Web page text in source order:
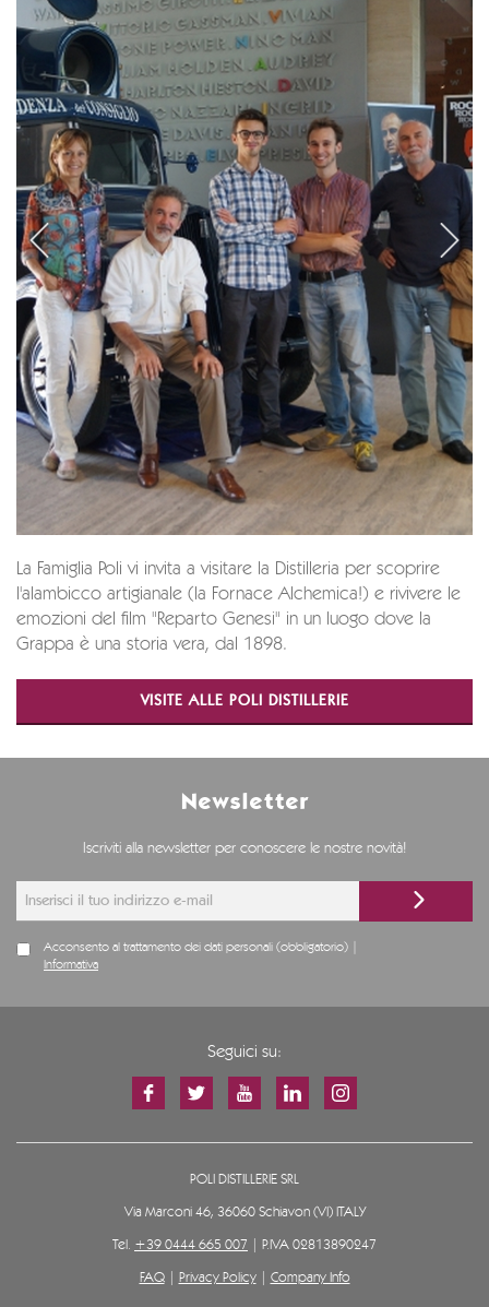
La Famiglia Poli vi invita a visitare la Distilleria per scoprire
l'alambicco artigianale (la Fornace Alchemica!) e rivivere le
emozioni del film "Reparto Genesi" in un luogo dove la
Grappa è una storia vera, dal 1898.
VISITE ALLE POLI DISTILLERIE
Newsletter
Iscriviti alla newsletter per conoscere le nostre novità!
Acconsento al trattamento dei dati personali (obbligatorio) |
Informativa
Seguici su:
POLI DISTILLERIE SRL
Via Marconi 46, 36060 Schiavon (VI) ITALY
Tel. +39 0444 665 007 | P.IVA 02813890247
FAQ| Privacy Policy| Company Info